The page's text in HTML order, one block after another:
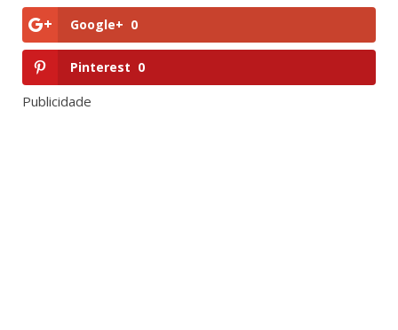
Google+ 0
Pinterest 0
Publicidade